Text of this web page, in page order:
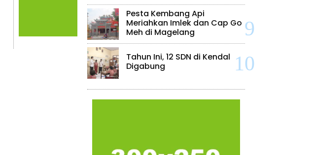
Pesta Kembang Api
Meriahkan Imlek dan Cap Go
Meh di Magelang
Tahun Ini, 12 SDN di Kendal
Digabung